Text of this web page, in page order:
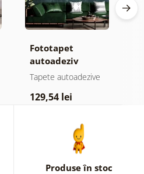
Fototapet
autoadeziv
pădure în ceață
Tapete autoadezive
129,54 lei
Produse în stoc